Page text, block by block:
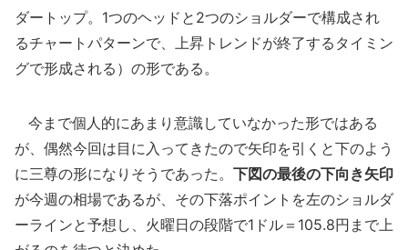
ダートップ。1つのヘッドと2つのショルダーで構成され
るチャートパターンで、上昇トレンドが終了するタイミン
グで形成される）の形である。
今まで個人的にあまり意識していなかった形ではある
が、偶然今回は目に入ってきたので矢印を引くと下のよう
に三尊の形になりそうであった。 下図の最後の下向き矢印
が今週の相場であるが、その下落ポイントを左のショルダ
ーラインと予想し、火曜日の段階で1ドル＝105.8円まで上